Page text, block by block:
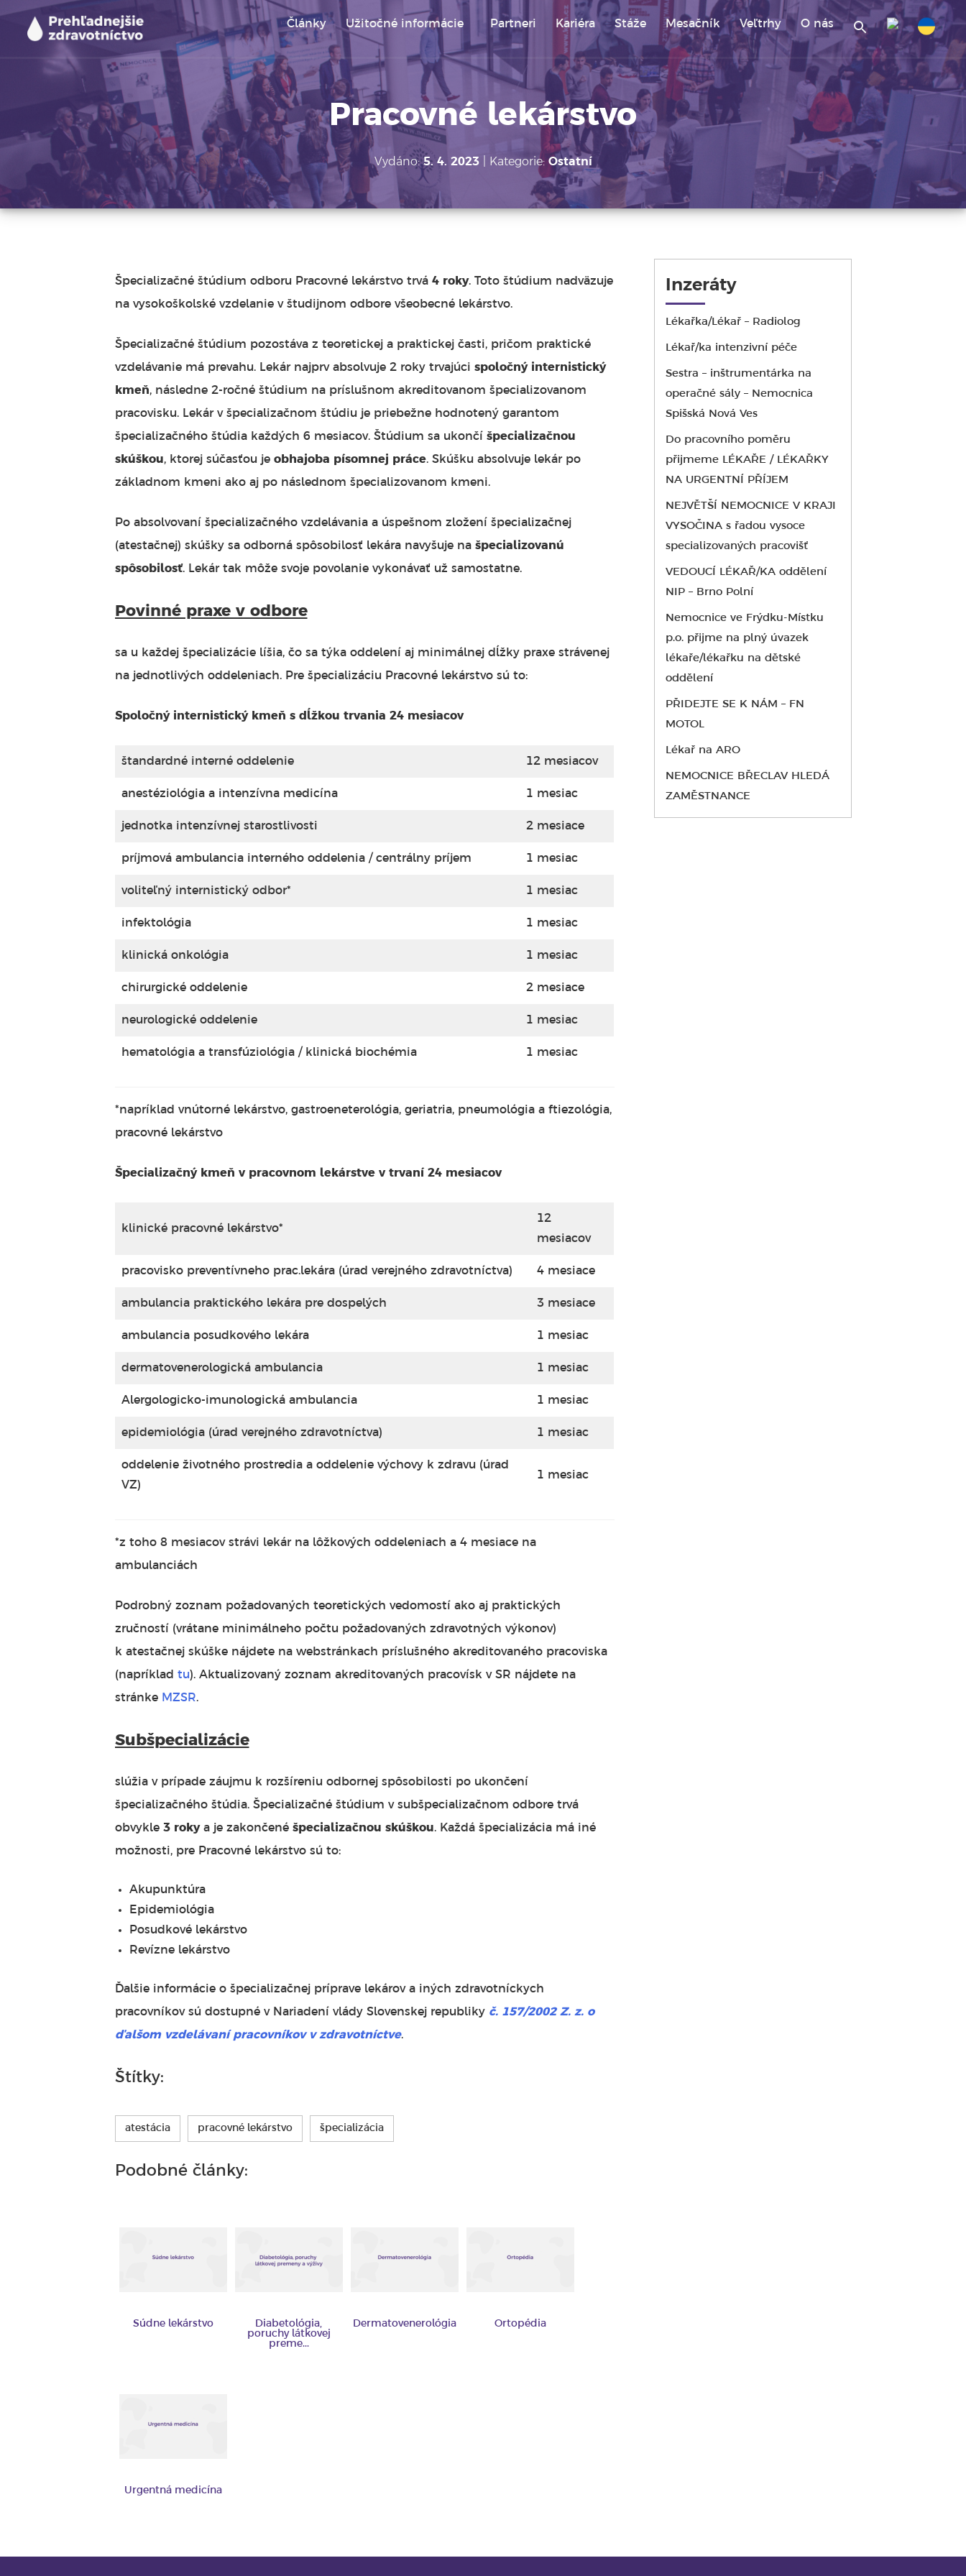
Skip
Prehľadnejšie zdravotníctvo
Užitočné informácie pre študentov medicíny, lekárske fakulty, vyššie odborné a stredné zdravotnícke školy.
Články Užitočné informácie Partneri Kariéra Stáže Mesačník Veľtrhy O nás
Search
Pracovné lekárstvo
Vydáno:5. 4. 2023| Kategorie:Ostatní
Špecializačné štúdium odboru Pracovné lekárstvo trvá 4 roky. Toto štúdium nadväzuje
na vysokoškolské vzdelanie v študijnom odbore všeobecné lekárstvo.
Špecializačné štúdium pozostáva z teoretickej a praktickej časti, pričom praktické
vzdelávanie má prevahu. Lekár najprv absolvuje 2 roky trvajúci spoločný internistický
kmeň, následne 2-ročné štúdium na príslušnom akreditovanom špecializovanom
pracovisku. Lekár v špecializačnom štúdiu je priebežne hodnotený garantom
špecializačného štúdia každých 6 mesiacov. Štúdium sa ukončí špecializačnou
skúškou, ktorej súčasťou je obhajoba písomnej práce. Skúšku absolvuje lekár po
základnom kmeni ako aj po následnom špecializovanom kmeni.
Po absolvovaní špecializačného vzdelávania a úspešnom zložení špecializačnej
(atestačnej) skúšky sa odborná spôsobilosť lekára navyšuje na špecializovanú
spôsobilosť. Lekár tak môže svoje povolanie vykonávať už samostatne.
Povinné praxe v odbore
sa u každej špecializácie líšia, čo sa týka oddelení aj minimálnej dĺžky praxe strávenej
na jednotlivých oddeleniach. Pre špecializáciu Pracovné lekárstvo sú to:
Spoločný internistický kmeň s dĺžkou trvania 24 mesiacov
štandardné interné oddelenie 12 mesiacov
anestéziológia a intenzívna medicína 1 mesiac
jednotka intenzívnej starostlivosti 2 mesiace
príjmová ambulancia interného oddelenia / centrálny príjem 1 mesiac
voliteľný internistický odbor* 1 mesiac
infektológia 1 mesiac
klinická onkológia 1 mesiac
chirurgické oddelenie 2 mesiace
neurologické oddelenie 1 mesiac
hematológia a transfúziológia / klinická biochémia 1 mesiac
*napríklad vnútorné lekárstvo, gastroeneterológia, geriatria, pneumológia a ftiezológia,
pracovné lekárstvo
Špecializačný kmeň v pracovnom lekárstve v trvaní 24 mesiacov
klinické pracovné lekárstvo*
12
mesiacov
pracovisko preventívneho prac.lekára (úrad verejného zdravotníctva) 4 mesiace
ambulancia praktického lekára pre dospelých 3 mesiace
ambulancia posudkového lekára 1 mesiac
dermatovenerologická ambulancia 1 mesiac
Alergologicko-imunologická ambulancia 1 mesiac
epidemiológia (úrad verejného zdravotníctva) 1 mesiac
oddelenie životného prostredia a oddelenie výchovy k zdravu (úrad
VZ)
1 mesiac
*z toho 8 mesiacov strávi lekár na lôžkových oddeleniach a 4 mesiace na
ambulanciách
Podrobný zoznam požadovaných teoretických vedomostí ako aj praktických
zručností (vrátane minimálneho počtu požadovaných zdravotných výkonov)
k atestačnej skúške nájdete na webstránkach príslušného akreditovaného pracoviska
(napríklad tu). Aktualizovaný zoznam akreditovaných pracovísk v SR nájdete na
stránke MZSR.
Subšpecializácie
slúžia v prípade záujmu k rozšíreniu odbornej spôsobilosti po ukončení
špecializačného štúdia. Špecializačné štúdium v subšpecializačnom odbore trvá
obvykle 3 rokya je zakončené špecializačnou skúškou. Každá špecializácia má iné
možnosti, pre Pracovné lekárstvo sú to:
Akupunktúra
Epidemiológia
Posudkové lekárstvo
Revízne lekárstvo
Ďalšie informácie o špecializačnej príprave lekárov a iných zdravotníckych
pracovníkov sú dostupné v Nariadení vlády Slovenskej republiky č. 157/2002 Z. z. o
ďalšom vzdelávaní pracovníkov v zdravotníctve.
Štítky:
atestácia pracovné lekárstvo špecializácia
Podobné články:
Súdne lekárstvo
Diabetológia,
poruchy látkovej
preme...
Dermatovenerológia Ortopédia
Urgentná medicína
Inzeráty
Lékařka/Lékař – Radiolog
Lékař/ka intenzivní péče
Sestra – inštrumentárka na
operačné sály – Nemocnica
Spišská Nová Ves
Do pracovního poměru
přijmeme LÉKAŘE / LÉKAŘKY
NA URGENTNÍ PŘÍJEM
NEJVĚTŠÍ NEMOCNICE V KRAJI
VYSOČINA s řadou vysoce
specializovaných pracovišť
VEDOUCÍ LÉKAŘ/KA oddělení
NIP – Brno Polní
Nemocnice ve Frýdku-Místku
p.o. přijme na plný úvazek
lékaře/lékařku na dětské
oddělení
PŘIDEJTE SE K NÁM – FN
MOTOL
Lékař na ARO
NEMOCNICE BŘECLAV HLEDÁ
ZAMĚSTNANCE